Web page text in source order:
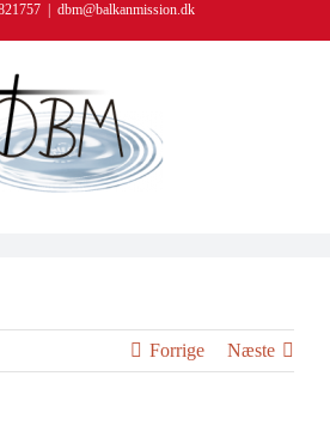
dbm@balkanmission.dk
Forrige Næste